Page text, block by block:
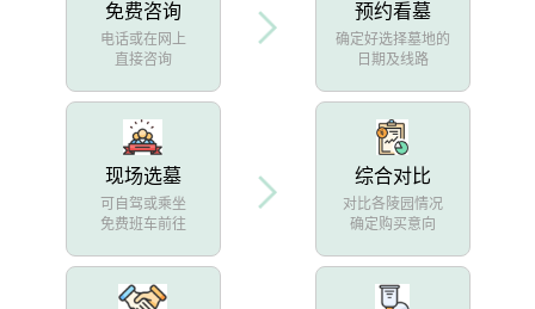
免费咨询
电话或在网上
直接咨询
预约看墓
确定好选择墓地的
日期及线路
现场选墓
可自驾或乘坐
免费班车前往
综合对比
对比各陵园情况
确定购买意向